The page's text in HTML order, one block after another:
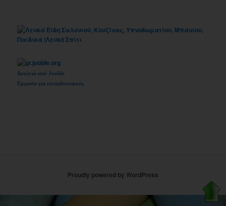
Δουλειά από Jooble
Εργασία για εκπαιδευτικούς
Proudly powered by WordPress